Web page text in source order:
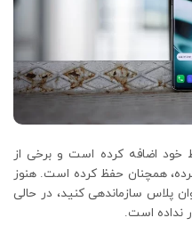
خود اضافه کرده است و برخی از
همچنان حفظ کرده است. هنوز
پلاس سازماندهی کنید، در حالی
نداده است.